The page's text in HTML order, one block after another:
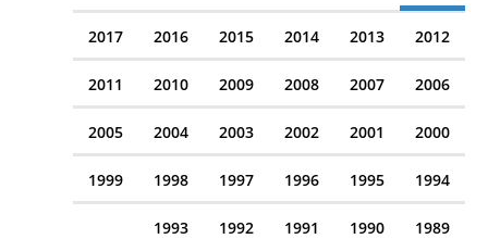
2017 2016 2015 2014 2013 2012
2011 2010 2009 2008 2007 2006
2005 2004 2003 2002 2001 2000
1999 1998 1997 1996 1995 1994
1993 1992 1991 1990 1989